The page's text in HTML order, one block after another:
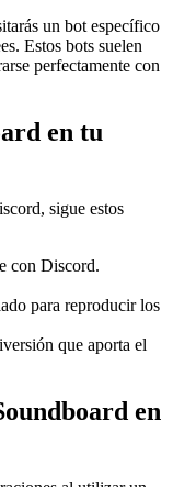
un bot específico
Estos bots suelen
perfectamente con
en tu
sigue estos
con Discord.
para reproducir los
que aporta el
en